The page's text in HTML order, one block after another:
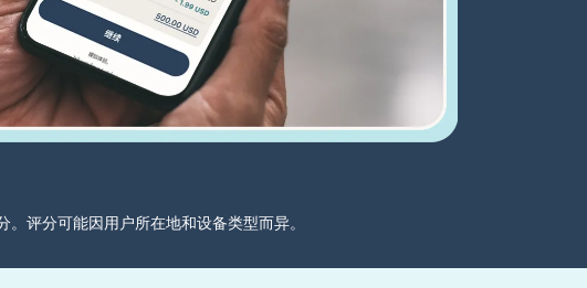
评分可能因用户所在地和设备类型而异。